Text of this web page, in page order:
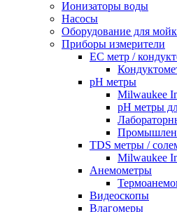
Ионизаторы воды
Насосы
Оборудование для
Приборы измерители
EC метр /
pH метры
Milwaukee
pH метры
TDS метры /
Milwaukee
Анемометры
Видеоскопы
Влагомеры